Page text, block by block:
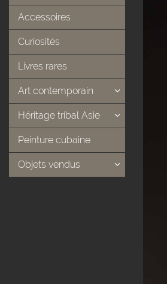
Accessoires
Curiosités
Livres rares
Art contemporain
Héritage tribal Asie
Peinture cubaine
Objets vendus